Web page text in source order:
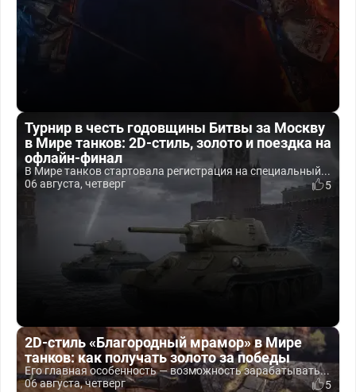
Турнир в честь годовщины Битвы за Москву
в Мире танков: 2D-стиль, золото и поездка на
офлайн-финал
В Мире танков стартовала регистрация на специальный...
06 августа, четверг
5
2D-стиль «Благородный мрамор» в Мире
танков: как получать золото за победы
Его главная особенность — возможность зарабатывать...
06 августа, четверг
5